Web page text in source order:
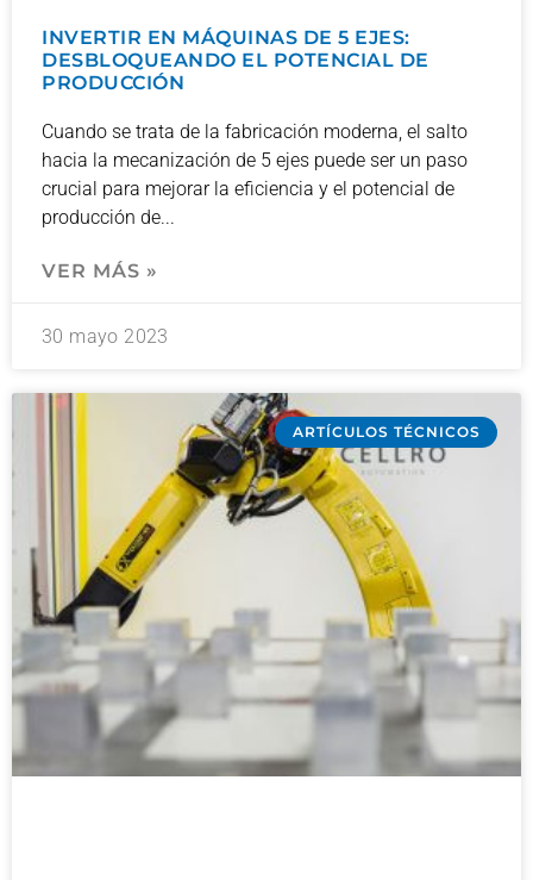
INVERTIR EN MÁQUINAS DE 5 EJES:
DESBLOQUEANDO EL POTENCIAL DE
PRODUCCIÓN
Cuando se trata de la fabricación moderna, el salto
hacia la mecanización de 5 ejes puede ser un paso
crucial para mejorar la eficiencia y el potencial de
producción de
VER MÁS »
30 mayo 2023
ARTÍCULOS TÉCNICOS